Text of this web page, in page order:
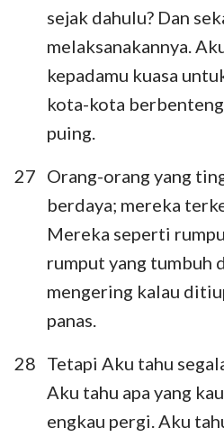
64
65 66
sejak dahulu? Dan
melaksanakannya.
kepadamu kuasa
kota-kota
puing.
27 Orang-orang yang
berdaya; mereka
Mereka seperti
rumput yang tumbuh
mengering kalau
panas.
28 Tetapi Aku tahu
Aku tahu apa yang
engkau pergi. Aku